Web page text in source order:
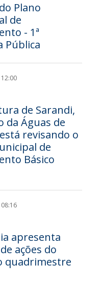
Plano
de
- 1ª
Pública
de Sarandi,
da Águas de
revisando o
de
Básico
apresenta
ações do
quadrimestre